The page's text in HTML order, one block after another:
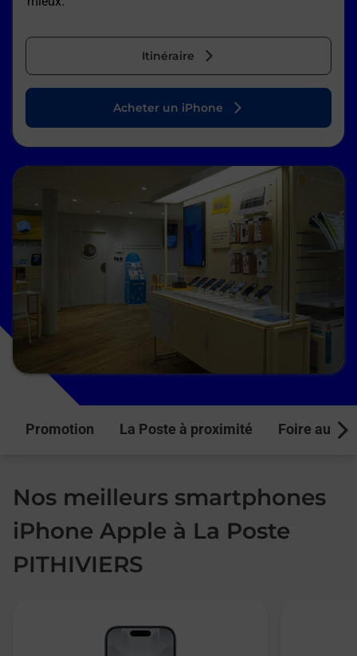
Itinéraire
Acheter un iPhone
Promotion La Poste à proximité Foire aux
Nos meilleurs smartphones
iPhone Apple à La Poste
PITHIVIERS